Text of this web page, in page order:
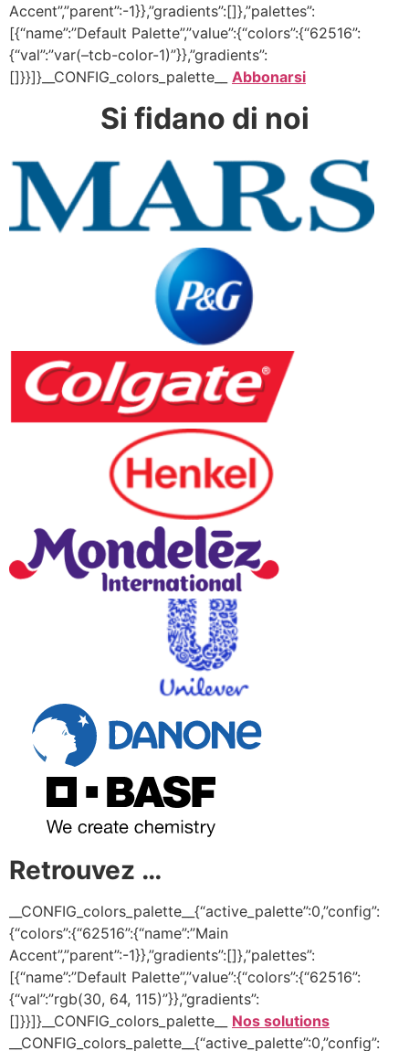
Accent”,”parent”:-1}},”gradients”:[]},”palettes”:
[{“name”:”Default Palette”,”value”:{“colors”:{“62516”:
{“val”:”var(–tcb-color-1)”}},”gradients”:
[]}}]}__CONFIG_colors_palette__ Abbonarsi
Si fidano di noi
Retrouvez …
__CONFIG_colors_palette__{“active_palette”:0,”config”:
{“colors”:{“62516”:{“name”:”Main
Accent”,”parent”:-1}},”gradients”:[]},”palettes”:
[{“name”:”Default Palette”,”value”:{“colors”:{“62516”:
{“val”:”rgb(30, 64, 115)”}},”gradients”:
[]}}]}__CONFIG_colors_palette__ Nos solutions
__CONFIG_colors_palette__{“active_palette”:0,”config”: